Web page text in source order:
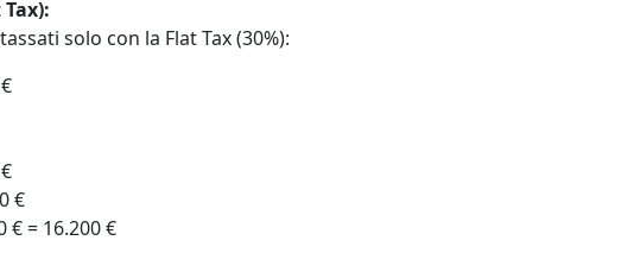
solo con la Flat Tax (30%):
€
€ = 16.200 €